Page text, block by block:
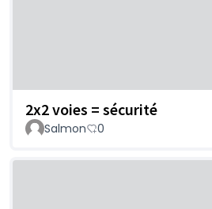
2x2 voies = sécurité
Salmon 0